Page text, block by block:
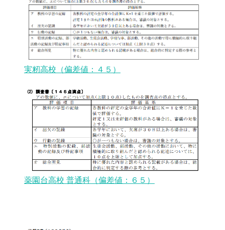
実籾高校（偏差値：４５）
薬園台高校 普通科（偏差値：６５）